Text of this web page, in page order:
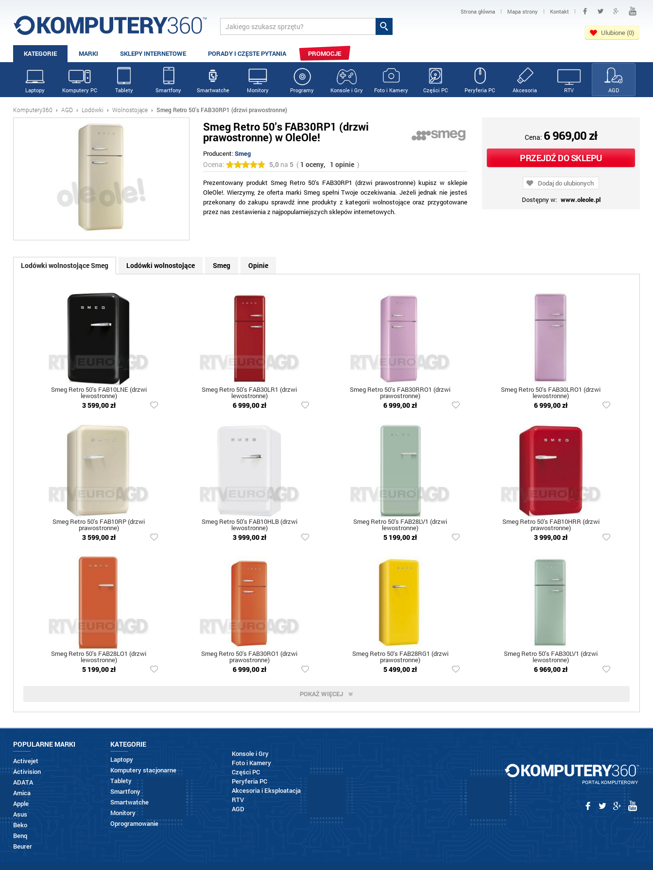
Strona główna | Mapa strony | Kontakt |
Ulubione (0)
KATEGORIE MARKI SKLEPY INTERNETOWE PORADY I CZĘSTE PYTANIA PROMOCJE
Laptopy Komputery PC Tablety Smartfony Smartwatche Monitory Programy Konsole i Gry Foto i Kamery Części PC Peryferia PC Akcesoria RTV AGD
Komputery360 › AGD › Lodówki › Wolnostojące › Smeg Retro 50's FAB30RP1 (drzwi prawostronne)
Smeg Retro 50's FAB30RP1 (drzwi
prawostronne) w OleOle!
Producent:Smeg
Ocena: 5,0 na 5 ( 1 oceny, 1 opinie )
Prezentowany produkt Smeg Retro 50's FAB30RP1 (drzwi prawostronne) kupisz w sklepie
OleOle!. Wierzymy, że oferta marki Smeg spełni Twoje oczekiwania. Jeżeli jednak nie jesteś
przekonany do zakupu sprawdź inne produkty z kategorii wolnostojące oraz przygotowane
przez nas zestawienia z najpopularniejszych sklepów internetowych.
Cena: 6 969,00 zł
PRZEJDŹ DO SKLEPU
Dodaj do ulubionych
Dostępny w: www.oleole.pl
Lodówki wolnostojące Smeg Lodówki wolnostojące Smeg Opinie
Smeg Retro 50's FAB10LNE (drzwi
lewostronne)
3 599,00 zł
Smeg Retro 50's FAB30LR1 (drzwi
lewostronne)
6 999,00 zł
Smeg Retro 50's FAB30RRO1 (drzwi
prawostronne)
6 999,00 zł
Smeg Retro 50's FAB30LRO1 (drzwi
lewostronne)
6 999,00 zł
Smeg Retro 50's FAB10RP (drzwi
prawostronne)
3 599,00 zł
Smeg Retro 50's FAB10HLB (drzwi
lewostronne)
3 999,00 zł
Smeg Retro 50's FAB28LV1 (drzwi
lewostronne)
5 199,00 zł
Smeg Retro 50's FAB10HRR (drzwi
prawostronne)
3 999,00 zł
Smeg Retro 50's FAB28LO1 (drzwi
lewostronne)
5 199,00 zł
Smeg Retro 50's FAB30RO1 (drzwi
prawostronne)
6 999,00 zł
Smeg Retro 50's FAB28RG1 (drzwi
prawostronne)
5 499,00 zł
Smeg Retro 50's FAB30LV1 (drzwi
lewostronne)
6 969,00 zł
POKAŻ WIĘCEJ
POPULARNE MARKI
Activejet
Activision
ADATA
Amica
Apple
Asus
Beko
Benq
Beurer
KATEGORIE
Laptopy
Komputery stacjonarne
Tablety
Smartfony
Smartwatche
Monitory
Oprogramowanie
Konsole i Gry
Foto i Kamery
Części PC
Peryferia PC
Akcesoria i Eksploatacja
RTV
AGD
PORTAL KOMPUTEROWY